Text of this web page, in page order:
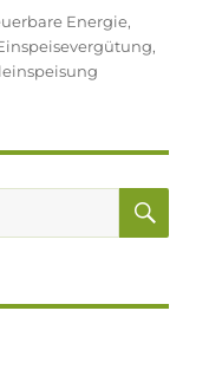
Energie,
,